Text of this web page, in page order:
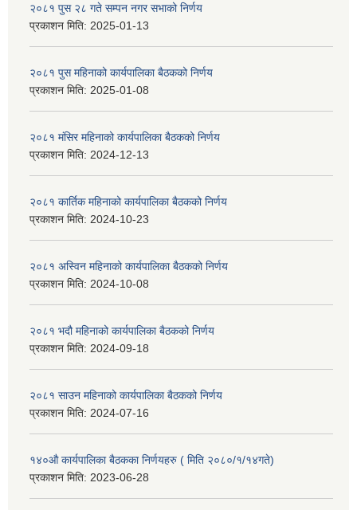
२०८१ पुस २८ गते सम्प‍न नगर सभाको निर्णय
प्रकाशन मिति: 2025-01-13
२०८१ पुस महिनाको कार्यपालिका बैठकको निर्णय
प्रकाशन मिति: 2025-01-08
२०८१ मंसिर महिनाको कार्यपालिका बैठकको निर्णय
प्रकाशन मिति: 2024-12-13
२०८१ कार्तिक महिनाको कार्यपालिका बैठकको निर्णय
प्रकाशन मिति: 2024-10-23
२०८१ अस्विन महिनाको कार्यपालिका बैठकको निर्णय
प्रकाशन मिति: 2024-10-08
२०८१ भदौ महिनाको कार्यपालिका बैठकको निर्णय
प्रकाशन मिति: 2024-09-18
२०८१ साउन महिनाको कार्यपालिका बैठकको निर्णय
प्रकाशन मिति: 2024-07-16
१४०औ कार्यपालिका बैठकका निर्णयहरु ( मिति २०८०/१/१४गते)
प्रकाशन मिति: 2023-06-28